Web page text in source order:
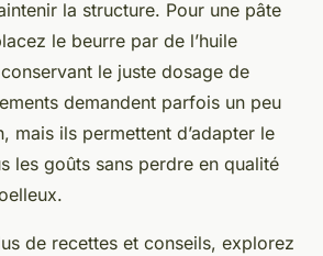
la structure. Pour une pâte
le beurre par de l’huile
le juste dosage de
demandent parfois un peu
mais ils permettent d’adapter le
les goûts sans perdre en qualité
de recettes et conseils, explorez